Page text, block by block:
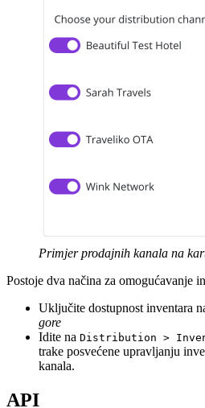
Primjer prodajnih kanala na
Postoje dva načina za omogućavanje
Uključite dostupnost inventara
gore
Idite na Distribution >
trake posvećene upravljanju
kanala.
API